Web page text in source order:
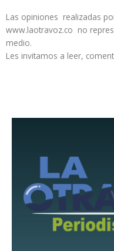
Las opiniones realizadas
www.laotravoz.co no
medio.
Les invitamos a leer,